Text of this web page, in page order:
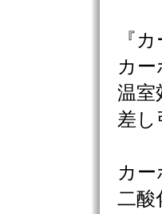
『
カ
温室
差し
カ
二酸